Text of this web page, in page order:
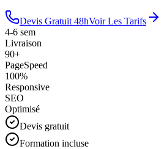
Devis Gratuit 48hVoir Les Tarifs
4-6 sem
Livraison
90+
PageSpeed
100%
Responsive
SEO
Optimisé
Devis gratuit
Formation incluse